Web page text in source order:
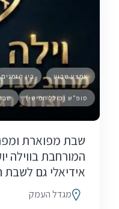
אמצע שבוע בין הזמנים
סופ"ש (כולל חמישי)
שבת מפוארת
המורחבת בווילה
אידיאלי גם לשבת
מגדל העמק